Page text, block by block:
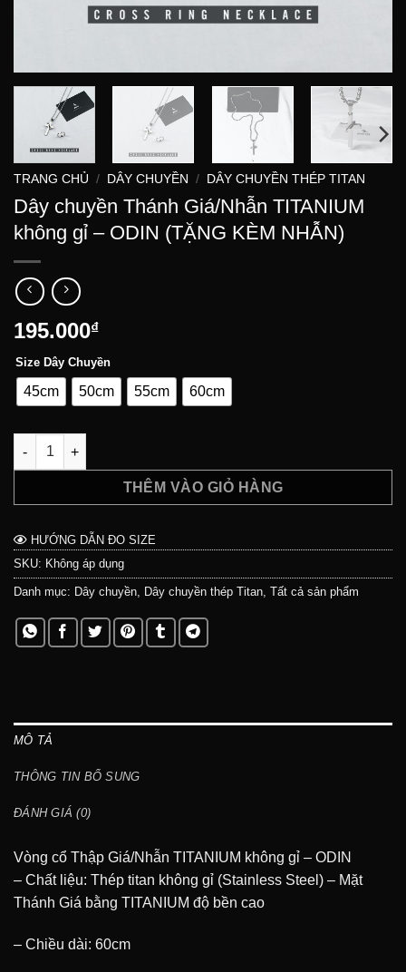
TRANG CHỦ / DÂY CHUYỀN / DÂY CHUYỀN THÉP TITAN
Dây chuyền Thánh Giá/Nhẫn TITANIUM
không gỉ – ODIN (TẶNG KÈM NHẪN)
195.000₫
Size Dây Chuyền
45cm 50cm 55cm 60cm
Dây chuyền Thánh Giá/Nhẫn TITANIUM không gỉ - ODIN
THÊM VÀO GIỎ HÀNG
HƯỚNG DẪN ĐO SIZE
SKU: Không áp dụng
Danh mục: Dây chuyền, Dây chuyền thép Titan, Tất cả sản phẩm
MÔ TẢ
THÔNG TIN BỔ SUNG
ĐÁNH GIÁ (0)
Vòng cổ Thập Giá/Nhẫn TITANIUM không gỉ – ODIN
– Chất liệu: Thép titan không gỉ (Stainless Steel) – Mặt
Thánh Giá bằng TITANIUM độ bền cao
– Chiều dài: 60cm